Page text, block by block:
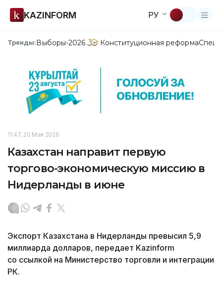
KAZINFORM РУ
Тренды:Выборы-2026 Конституционная реформа
11:47, 20 Мая 2026
Казахстан направит первую
торгово-экономическую миссию в
Нидерланды в июне
Экспорт Казахстана в Нидерланды превысил 5,9
миллиарда долларов, передает Kazinform
со ссылкой на Министерство торговли и интеграции
РК.